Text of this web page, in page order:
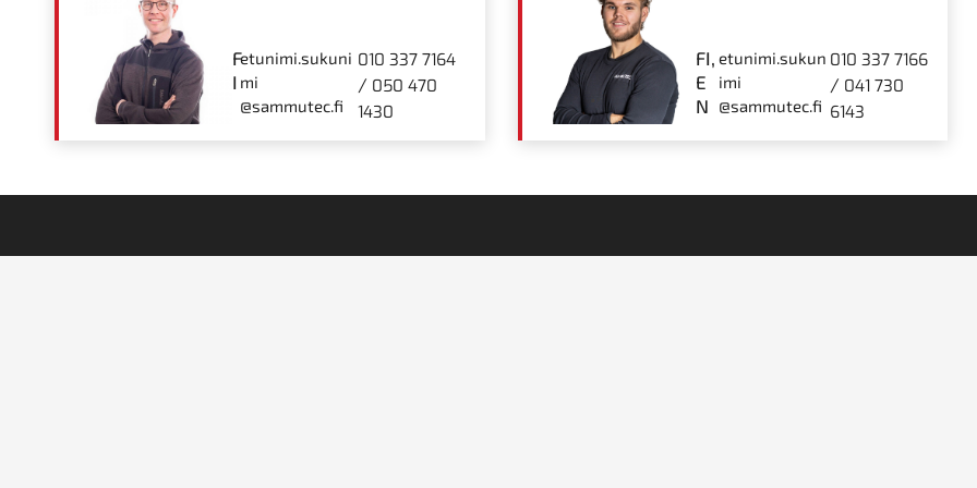
F
I
etunimi.sukuni
mi
@sammutec.fi
010 337 7164
/ 050 470
1430
FI,
E
N
etunimi.sukun
imi
@sammutec.fi
010 337 7166
/ 041 730
6143